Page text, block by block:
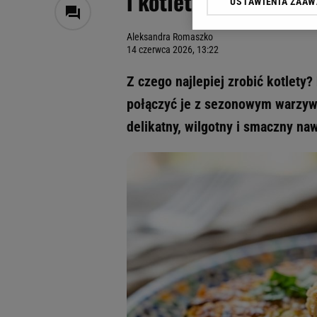
Aleksandra Romaszko
14 czerwca 2026, 13:22
Z czego najlepiej zrobić kotlety?
połączyć je z sezonowym
delikatny, wilgotny i smaczny
Klikając „Akceptuję”
dotyczące plików
odnośnik „Ustawienia
My, nasi Zaufani
Użycie dokładnych
Przechowywanie